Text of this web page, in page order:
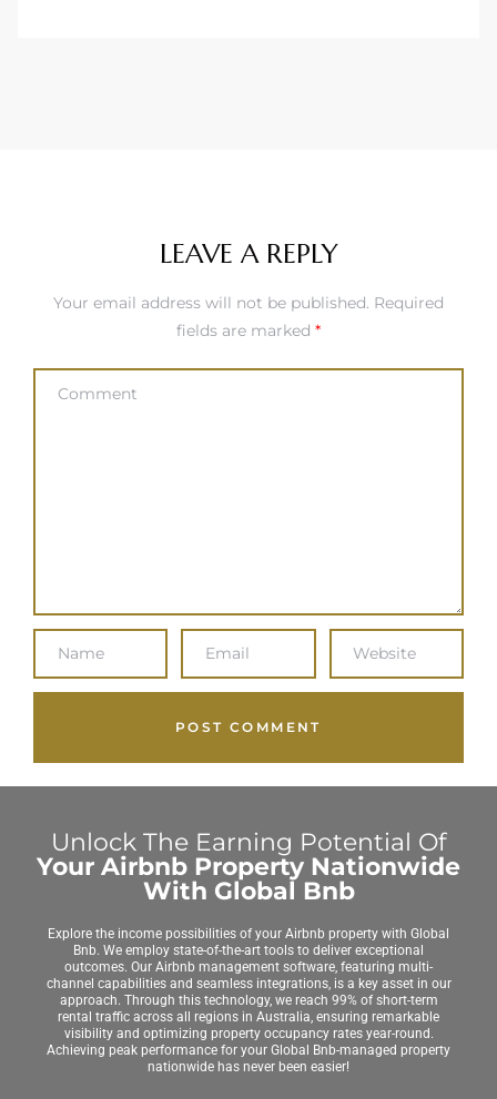
LEAVE A REPLY
Your email address will not be published. Required
fields are marked *
Unlock The Earning Potential Of
Your Airbnb Property Nationwide
With Global Bnb
Explore the income possibilities of your Airbnb property with Global
Bnb. We employ state-of-the-art tools to deliver exceptional
outcomes. Our Airbnb management software, featuring multi-
channel capabilities and seamless integrations, is a key asset in our
approach. Through this technology, we reach 99% of short-term
rental traffic across all regions in Australia, ensuring remarkable
visibility and optimizing property occupancy rates year-round.
Achieving peak performance for your Global Bnb-managed property
nationwide has never been easier!